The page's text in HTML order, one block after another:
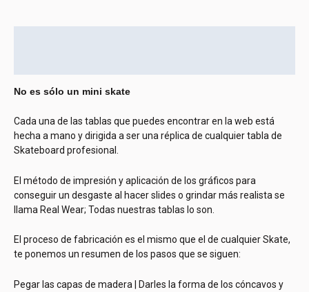
No es sólo un mini skate
Cada una de las tablas que puedes encontrar en la web está
hecha a mano y dirigida a ser una réplica de cualquier tabla de
Skateboard profesional.
El método de impresión y aplicación de los gráficos para
conseguir un desgaste al hacer slides o grindar más realista se
llama Real Wear; Todas nuestras tablas lo son.
El proceso de fabricación es el mismo que el de cualquier Skate,
te ponemos un resumen de los pasos que se siguen:
Pegar las capas de madera | Darles la forma de los cóncavos y